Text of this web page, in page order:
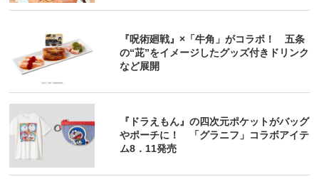
『呪術廻戦』×「牛角」がコラボ！ 五条
の“茈”をイメージしたグッズ付きドリンク
など展開
『ドラえもん』の四次元ポケットがバッグ
やポーチに！ 「グラニフ」コラボアイテ
ム8．11発売